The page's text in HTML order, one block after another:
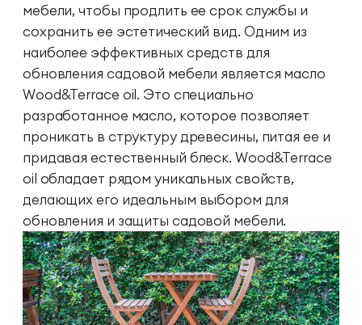
мебели, чтобы продлить ее срок службы и
сохранить ее эстетический вид. Одним из
наиболее эффективных средств для
обновления садовой мебели является масло
Wood&Terrace oil. Это специально
разработанное масло, которое позволяет
проникать в структуру древесины, питая ее и
придавая естественный блеск. Wood&Terrace
oil обладает рядом уникальных свойств,
делающих его идеальным выбором для
обновления и защиты садовой мебели.